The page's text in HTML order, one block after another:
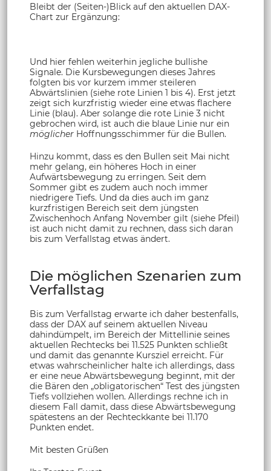
Bleibt der (Seiten-)Blick auf den aktuellen DAX-
Chart zur Ergänzung:
Und hier fehlen weiterhin jegliche bullishe
Signale. Die Kursbewegungen dieses Jahres
folgten bis vor kurzem immer steileren
Abwärtslinien (siehe rote Linien 1 bis 4). Erst jetzt
zeigt sich kurzfristig wieder eine etwas flachere
Linie (blau). Aber solange die rote Linie 3 nicht
gebrochen wird, ist auch die blaue Linie nur ein
möglicher Hoffnungsschimmer für die Bullen.
Hinzu kommt, dass es den Bullen seit Mai nicht
mehr gelang, ein höheres Hoch in einer
Aufwärtsbewegung zu erringen. Seit dem
Sommer gibt es zudem auch noch immer
niedrigere Tiefs. Und da dies auch im ganz
kurzfristigen Bereich seit dem jüngsten
Zwischenhoch Anfang November gilt (siehe Pfeil)
ist auch nicht damit zu rechnen, dass sich daran
bis zum Verfallstag etwas ändert.
Die möglichen Szenarien zum
Verfallstag
Bis zum Verfallstag erwarte ich daher bestenfalls,
dass der DAX auf seinem aktuellen Niveau
dahindümpelt, im Bereich der Mittellinie seines
aktuellen Rechtecks bei 11.525 Punkten schließt
und damit das genannte Kursziel erreicht. Für
etwas wahrscheinlicher halte ich allerdings, dass
er eine neue Abwärtsbewegung beginnt, mit der
die Bären den „obligatorischen“ Test des jüngsten
Tiefs vollziehen wollen. Allerdings rechne ich in
diesem Fall damit, dass diese Abwärtsbewegung
spätestens an der Rechteckkante bei 11.170
Punkten endet.
Mit besten Grüßen